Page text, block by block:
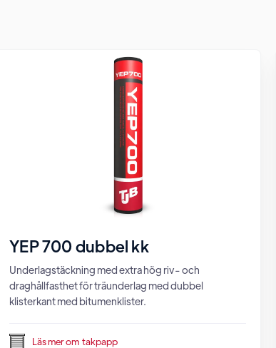
YEP 700 dubbel kk
Underlagstäckning med extra hög riv- och
draghållfasthet för träunderlag med dubbel
klisterkant med bitumenklister.
Läs mer om takpapp